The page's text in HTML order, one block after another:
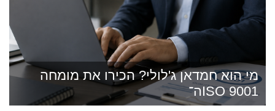
מי הוא חמדאן ג'לולי? הכירו את מומחה
ה־ISO 9001